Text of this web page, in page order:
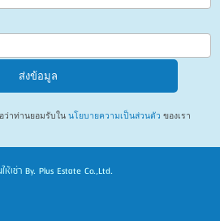
ว่าท่านยอมรับในนโยบายความเป็นส่วนตัว ของเรา
ห้เช่า By. Plus Estate Co.,Ltd.